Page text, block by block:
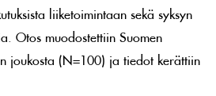
liiketoimintaan sekä syksyn
Otos muodostettiin Suomen
joukosta (N=100) ja tiedot kerättiin